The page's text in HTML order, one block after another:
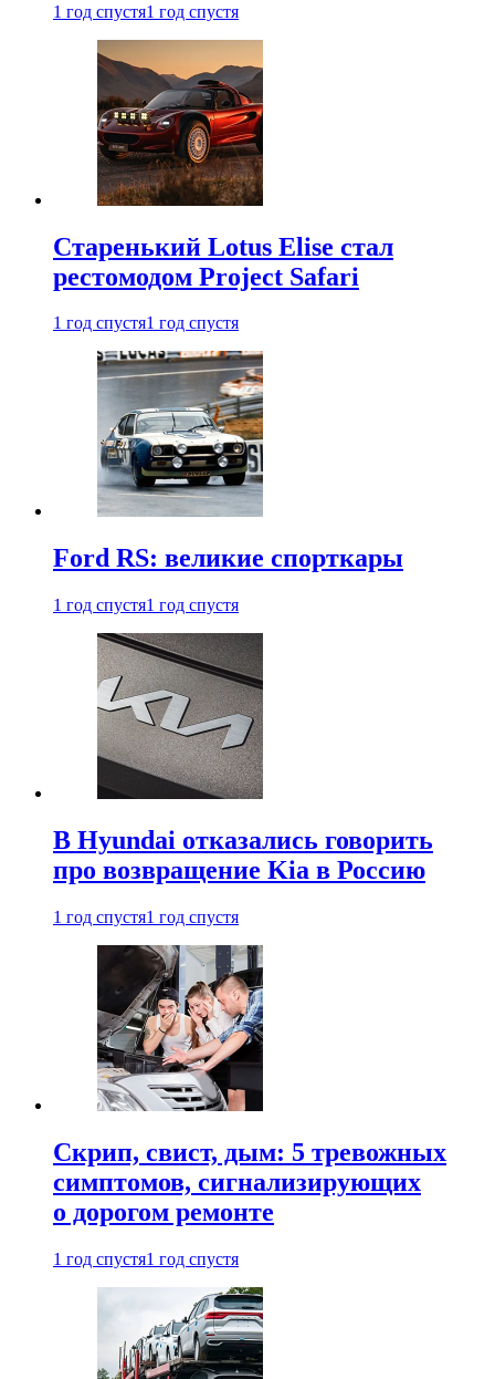
1 год спустя1 год спустя
Старенький Lotus Elise стал
рестомодом Project Safari
1 год спустя1 год спустя
Ford RS: великие спорткары
1 год спустя1 год спустя
В Hyundai отказались говорить
про возвращение Kia в Россию
1 год спустя1 год спустя
Скрип, свист, дым: 5 тревожных
симптомов, сигнализирующих
о дорогом ремонте
1 год спустя1 год спустя